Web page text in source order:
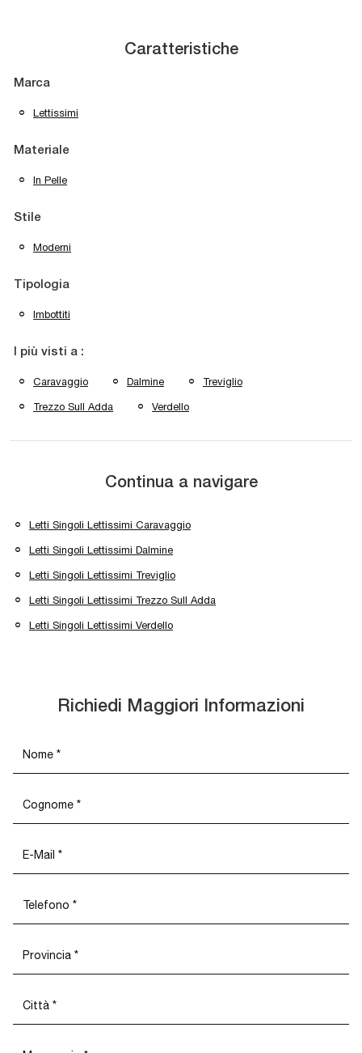
Caratteristiche
Marca
Lettissimi
Materiale
In Pelle
Stile
Moderni
Tipologia
Imbottiti
I più visti a :
Caravaggio Dalmine Treviglio
Trezzo Sull Adda Verdello
Continua a navigare
Letti Singoli Lettissimi Caravaggio
Letti Singoli Lettissimi Dalmine
Letti Singoli Lettissimi Treviglio
Letti Singoli Lettissimi Trezzo Sull Adda
Letti Singoli Lettissimi Verdello
Richiedi Maggiori Informazioni